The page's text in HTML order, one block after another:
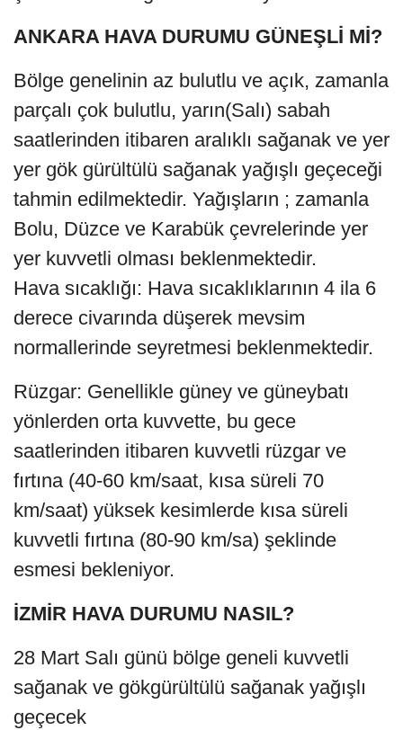
ANKARA HAVA DURUMU GÜNEŞLİ Mİ?
Bölge genelinin az bulutlu ve açık, zamanla
parçalı çok bulutlu, yarın(Salı) sabah
saatlerinden itibaren aralıklı sağanak ve yer
yer gök gürültülü sağanak yağışlı geçeceği
tahmin edilmektedir. Yağışların ; zamanla
Bolu, Düzce ve Karabük çevrelerinde yer
yer kuvvetli olması beklenmektedir.
Hava sıcaklığı: Hava sıcaklıklarının 4 ila 6
derece civarında düşerek mevsim
normallerinde seyretmesi beklenmektedir.
Rüzgar: Genellikle güney ve güneybatı
yönlerden orta kuvvette, bu gece
saatlerinden itibaren kuvvetli rüzgar ve
fırtına (40-60 km/saat, kısa süreli 70
km/saat) yüksek kesimlerde kısa süreli
kuvvetli fırtına (80-90 km/sa) şeklinde
esmesi bekleniyor.
İZMİR HAVA DURUMU NASIL?
28 Mart Salı günü bölge geneli kuvvetli
sağanak ve gökgürültülü sağanak yağışlı
geçecek